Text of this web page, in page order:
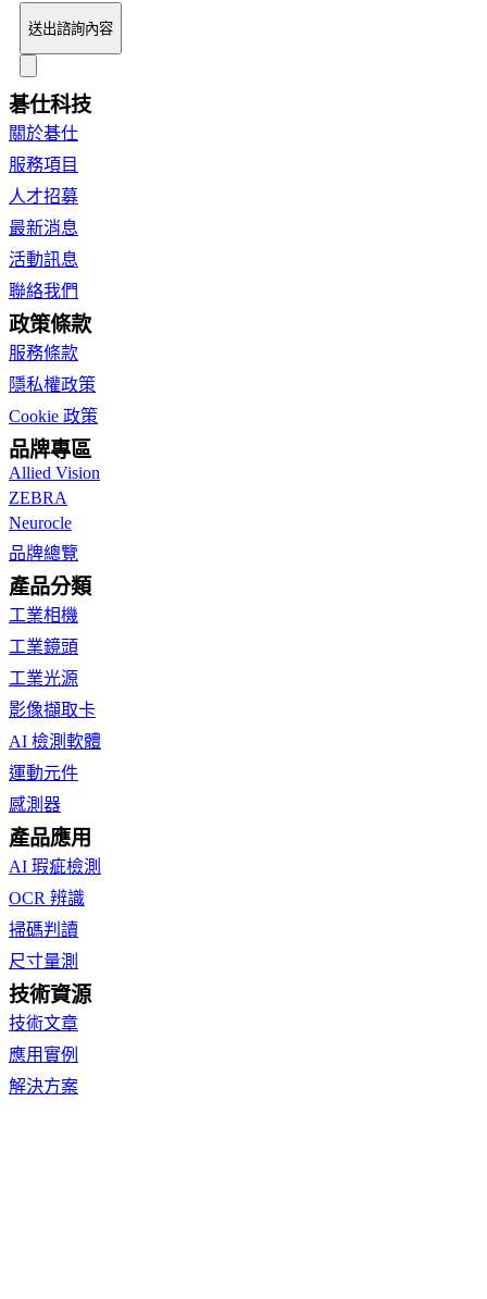
送出諮詢內容
碁仕科技
關於碁仕
服務項目
人才招募
最新消息
活動訊息
聯絡我們
政策條款
服務條款
隱私權政策
Cookie 政策
品牌專區
Allied Vision
ZEBRA
Neurocle
品牌總覽
產品分類
工業相機
工業鏡頭
工業光源
影像擷取卡
AI 檢測軟體
運動元件
感測器
產品應用
AI 瑕疵檢測
OCR 辨識
掃碼判讀
尺寸量測
技術資源
技術文章
應用實例
解決方案